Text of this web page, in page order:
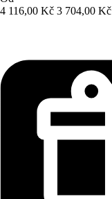
4 116,00 Kč 3 704,00 Kč